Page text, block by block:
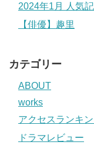
2024年1月 人気
【俳優】趣里
カテゴリー
ABOUT
works
アクセスランキ
ドラマレビュー